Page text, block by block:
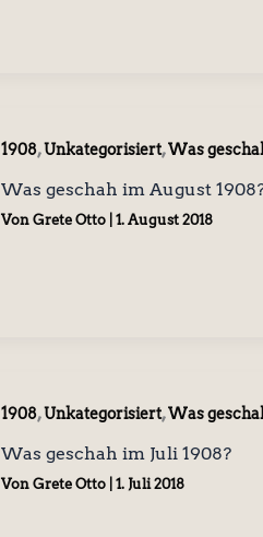
1908,Unkategorisiert,Was
Was geschah im August
Von Grete Otto 1. August 2018
1908,Unkategorisiert,Was
Was geschah im Juli 1908?
Von Grete Otto 1. Juli 2018